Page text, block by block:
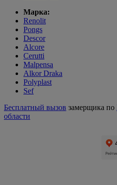
Марка:
Renolit
Pongs
Descor
Alcore
Cerutti
Malpensa
Alkor Draka
Polyplast
Sef
Бесплатный вызов замерщика по
области